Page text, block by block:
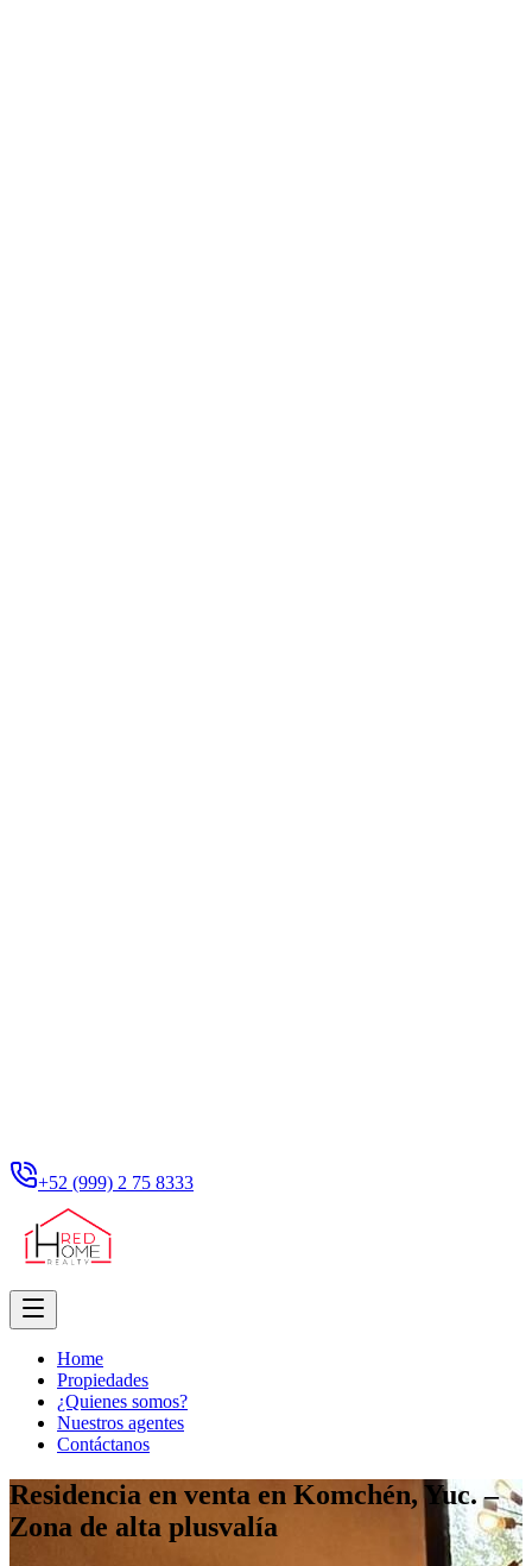
+52 (999) 2 75 8333
Home
Propiedades
¿Quienes somos?
Nuestros agentes
Contáctanos
Residencia en venta en Komchén, Yuc. –
Zona de alta plusvalía